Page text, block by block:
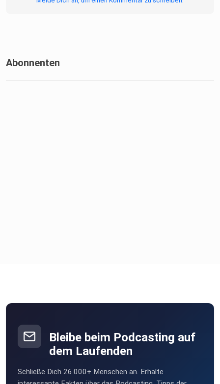
Abonnenten
Bleibe beim Podcasting auf
dem Laufenden
Schließe Dich 26.000+ Menschen an. Erhalte